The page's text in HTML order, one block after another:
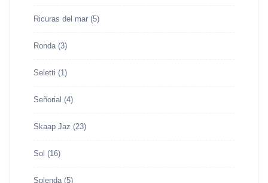
Ricuras del mar (5)
Ronda (3)
Seletti (1)
Señorial (4)
Skaap Jaz (23)
Sol (16)
Splenda (5)